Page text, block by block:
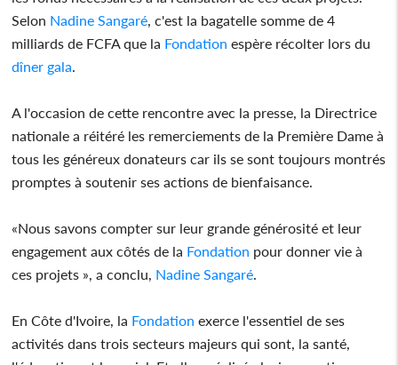
Selon Nadine Sangaré , c'est la bagatelle somme de 4
milliards de FCFA que la Fondation espère récolter lors du
dîner gala
A l'occasion de cette rencontre avec la presse, la Directrice
nationale a réitéré les remerciements de la Première Dame à
tous les généreux donateurs car ils se sont toujours montrés
promptes à soutenir ses actions de bienfaisance.
«Nous savons compter sur leur grande générosité et leur
engagement aux côtés de la Fondation pour donner vie à
ces projets », a conclu, Nadine Sangaré
En Côte d'Ivoire, la Fondation exerce l'essentiel de ses
activités dans trois secteurs majeurs qui sont, la santé,